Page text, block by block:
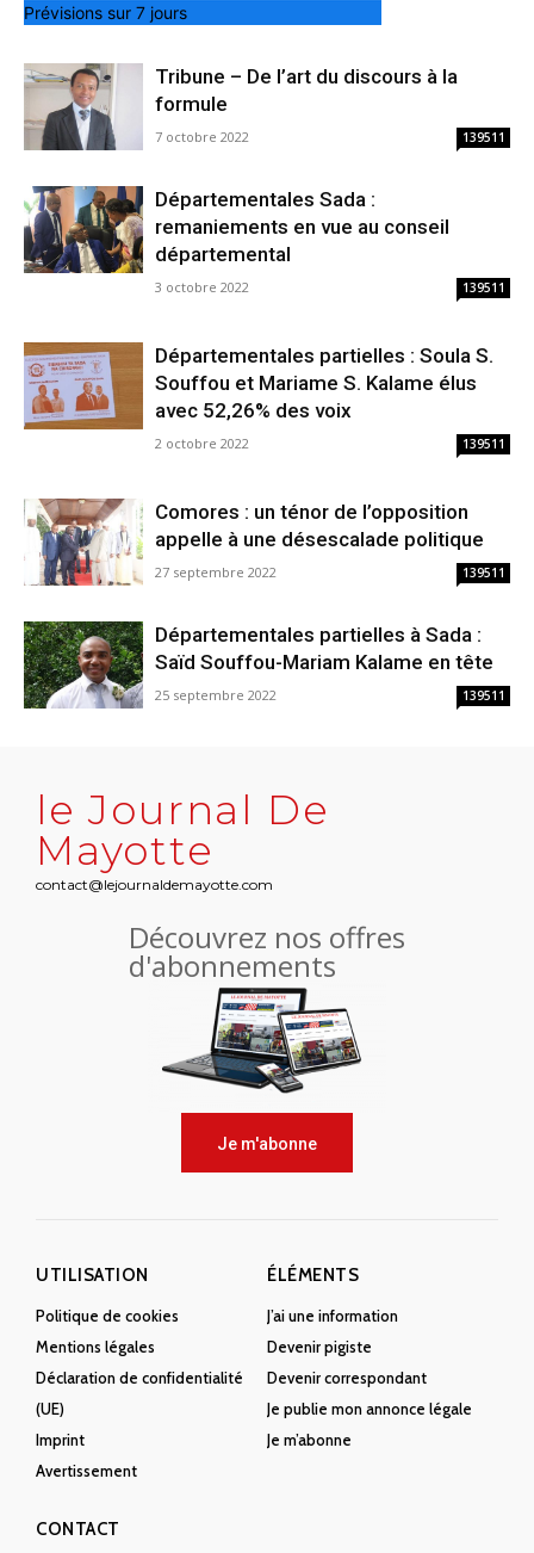
Prévisions sur 7 jours
Tribune – De l’art du discours à la
formule
7 octobre 2022 139511
Départementales Sada :
remaniements en vue au conseil
départemental
3 octobre 2022 139511
Départementales partielles : Soula S.
Souffou et Mariame S. Kalame élus
avec 52,26% des voix
2 octobre 2022 139511
Comores : un ténor de l’opposition
appelle à une désescalade politique
27 septembre 2022 139511
Départementales partielles à Sada :
Saïd Souffou-Mariam Kalame en tête
25 septembre 2022 139511
le Journal De
Mayotte
contact@lejournaldemayotte.com
Découvrez nos offres
d'abonnements
Je m'abonne
UTILISATION
Politique de cookies
Mentions légales
Déclaration de confidentialité
(UE)
Imprint
Avertissement
ÉLÉMENTS
J’ai une information
Devenir pigiste
Devenir correspondant
Je publie mon annonce légale
Je m’abonne
CONTACT